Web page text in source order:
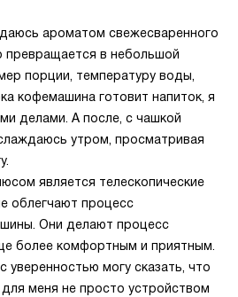
ароматом свежесваренного
превращается в небольшой
порции, температуру воды,
кофемашина готовит напиток, я
делами. А после, с чашкой
утром, просматривая
является телескопические
облегчают процесс
Они делают процесс
более комфортным и приятным.
уверенностью могу сказать, что
меня не просто устройством